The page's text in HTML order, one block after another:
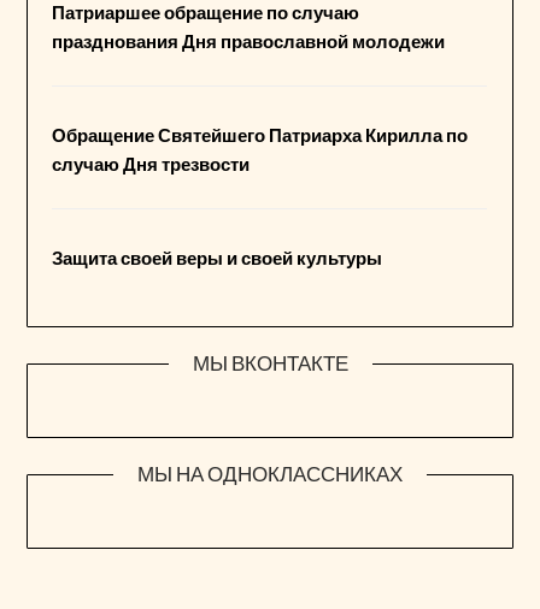
Патриаршее обращение по случаю
празднования Дня православной молодежи
Обращение Святейшего Патриарха Кирилла по
случаю Дня трезвости
Защита своей веры и своей культуры
МЫ ВКОНТАКТЕ
МЫ НА ОДНОКЛАССНИКАХ